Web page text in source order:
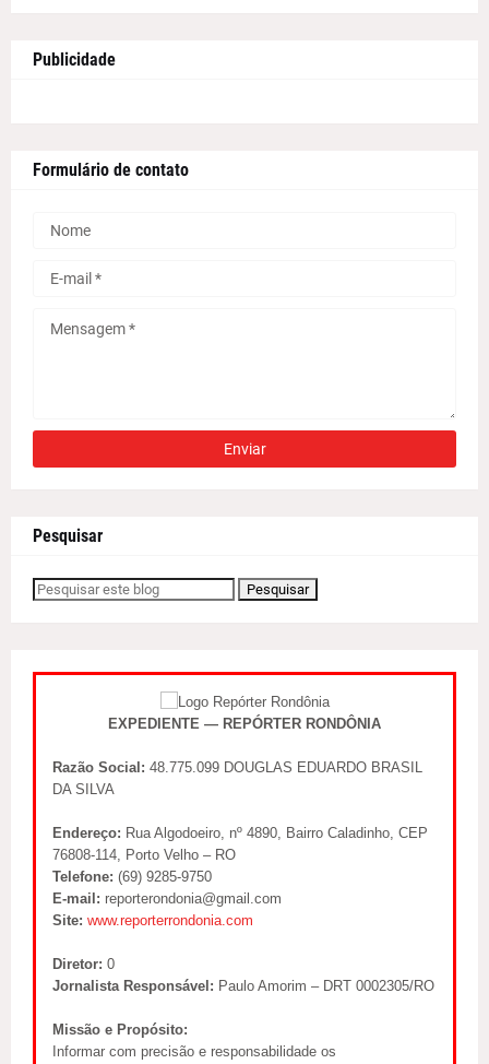
Publicidade
Formulário de contato
Pesquisar
EXPEDIENTE — REPÓRTER RONDÔNIA
Razão Social: 48.775.099 DOUGLAS EDUARDO BRASIL
DA SILVA
Endereço: Rua Algodoeiro, nº 4890, Bairro Caladinho, CEP
76808-114, Porto Velho – RO
Telefone: (69) 9285-9750
E-mail: reporterondonia@gmail.com
Site: www.reporterrondonia.com
Diretor: 0
Jornalista Responsável: Paulo Amorim – DRT 0002305/RO
Missão e Propósito:
Informar com precisão e responsabilidade os